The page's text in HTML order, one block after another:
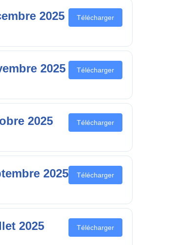
2025 Télécharger
2025 Télécharger
2025 Télécharger
2025 Télécharger
2025 Télécharger